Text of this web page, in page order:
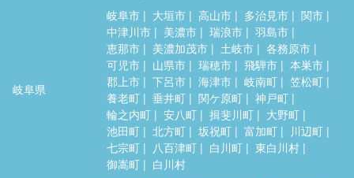
岐阜県
岐阜市 大垣市 高山市 多治見市
関市
中津川市
美濃市 瑞浪市
羽島市
恵那市
美濃加茂市 土岐市
各務原市
可児市
山県市 瑞穂市 飛騨市
本巣市
郡上市
下呂市 海津市 岐南町
笠松町
養老町
垂井町 関ケ原町
神戸町
輪之内町
安八町 揖斐川町
大野町
池田町
北方町 坂祝町 富加町
川辺町
七宗町
八百津町 白川町
東白川村
御嵩町
白川村